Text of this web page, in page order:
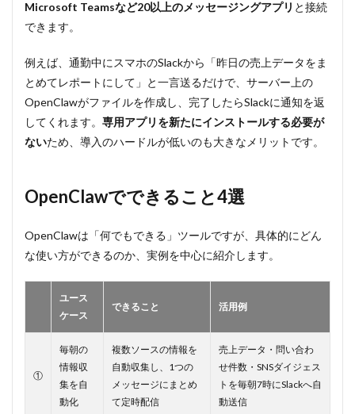
セキ
ュリ
ュメ
ント
をボ
ット
に実
装さ
対策
権限
の原
守る
6.3
対策
③：
ガー
ドレ
ール
を設
定す
Microsoft Teamsなど20以上のメッセージングアプリ と接続
できます。
例えば、通勤中にスマホのSlackから「昨日の売上データをま
とめてレポートにして」と一言送るだけで、サーバー上の
OpenClawがファイルを作成し、完了したらSlackに通知を返
してくれます。 専用アプリを新たにインストールする必要が
ないため、導入のハードルが低いのも大きなメリットです。
OpenClawでできること4選
OpenClawは「何でもできる」ツールですが、具体的にどん
な使い方ができるのか、実例を中心に紹介します。
ユース
ケース
できること 活用例
①
毎朝の
情報収
集を自
動化
複数ソースの情報を
自動収集し、1つの
メッセージにまとめ
て定時配信
売上データ・問い合わ
せ件数・SNSダイジェス
トを毎朝7時にSlackへ自
動送信